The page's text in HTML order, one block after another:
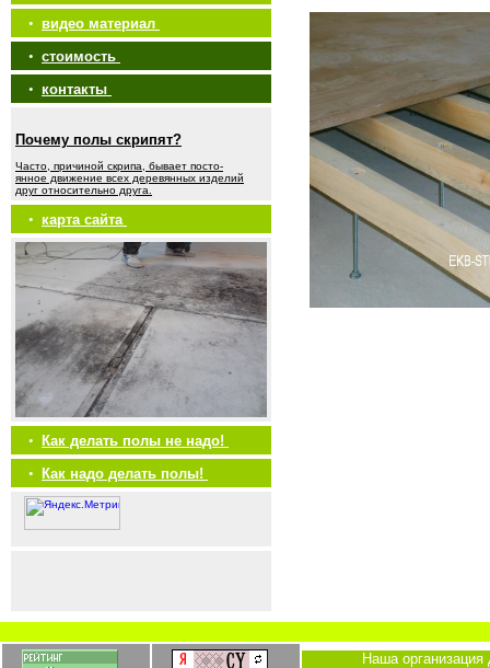
• видео материал
• стоимость
• контакты
Почему полы скрипят?
Часто, причиной скрипа, бывает посто-
янное движение всех деревянных изделий
друг относительно друга.
• карта сайта
•
Как делать полы не надо!
•
Как надо делать полы!
Наша